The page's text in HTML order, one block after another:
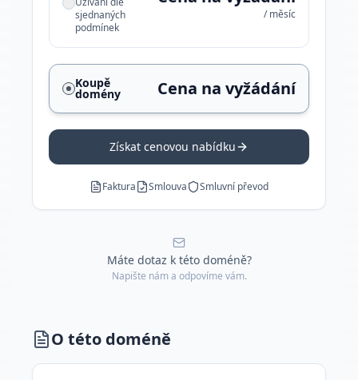
sjednaných
podmínek
/ měsíc
Koupě
domény Cena na vyžádání
Získat cenovou nabídku
Faktura Smlouva Smluvní převod
Máte dotaz k této doméně?
Napište nám a odpovíme vám.
O této doméně